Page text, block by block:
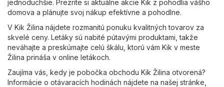
jednoduchšie. Prezrite si aktuálne akcie Kik z pohodlia vášho
domova a plánujte svoj nákup efektívne a pohodlne.
V Kik Žilina nájdete rozmanitú ponuku kvalitných tovarov za
skvelé ceny. Letáky sú nabité pútavými produktami, takže
neváhajte a preskúmajte celú škálu, ktorú vám Kik v meste
Žilina prináša v online letákoch.
Zaujíma vás, kedy je pobočka obchodu Kik Žilina otvorená?
Informácie o otávaracích hodinách nájdete na našej stránke,